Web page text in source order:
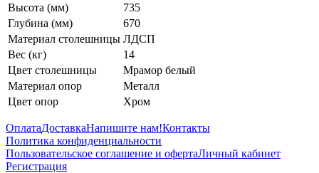
Высота (мм)
735
Глубина (мм)
670
Материал столешницы ЛДСП
Вес (кг)
14
Цвет столешницы
Мрамор белый
Материал опор
Металл
Цвет опор
Хром
ОплатаДоставкаНапишите нам!Контакты
Политика конфиденциальности
Пользовательское соглашение и офертаЛичный кабинет
Регистрация